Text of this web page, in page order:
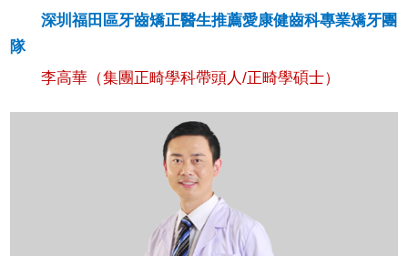
深圳福田區牙齒矯正醫生推薦愛康健齒科專業矯牙團
隊
李高華（集團正畸學科帶頭人/正畸學碩士）